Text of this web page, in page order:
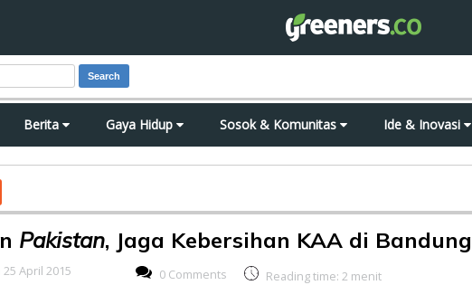
Search
Berita Gaya Hidup Sosok & Komunitas Ide & Inovasi
Pakistan, Jaga Kebersihan KAA di Bandung
April 2015 0 Comments Reading time: 2 menit